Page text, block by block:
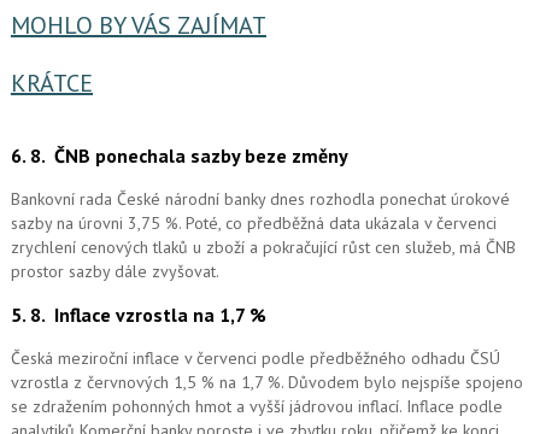
MOHLO BY VÁS ZAJÍMAT
KRÁTCE
6. 8. ČNB ponechala sazby beze změny
Bankovní rada České národní banky dnes rozhodla ponechat úrokové
sazby na úrovni 3,75 %. Poté, co předběžná data ukázala v červenci
zrychlení cenových tlaků u zboží a pokračující růst cen služeb, má ČNB
prostor sazby dále zvyšovat.
5. 8. Inflace vzrostla na 1,7 %
Česká meziroční inflace v červenci podle předběžného odhadu ČSÚ
vzrostla z červnových 1,5 % na 1,7 %. Důvodem bylo nejspíše spojeno
se zdražením pohonných hmot a vyšší jádrovou inflací. Inflace podle